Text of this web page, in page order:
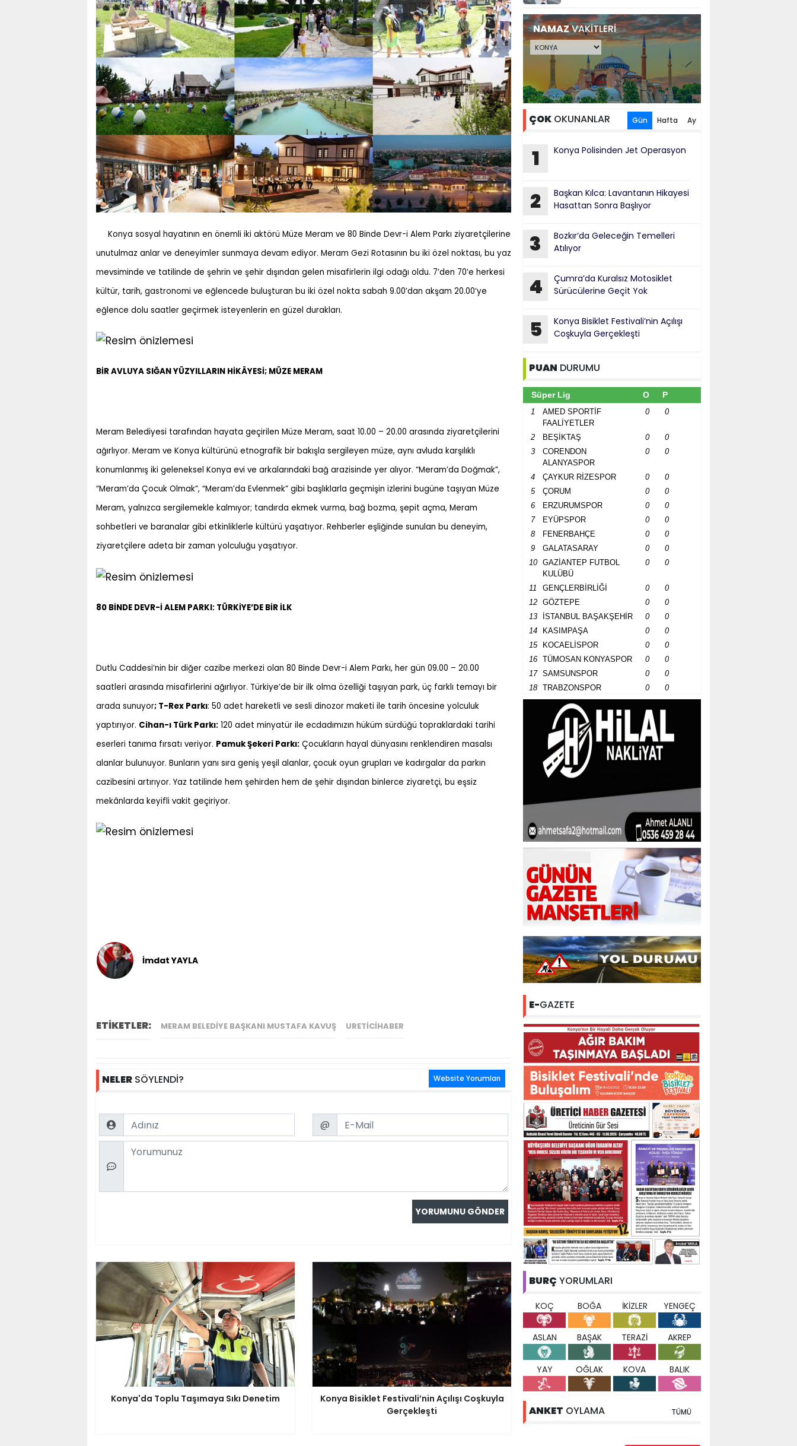
Konya sosyal hayatının en önemli iki aktörü Müze Meram ve 80 Binde Devr-i Alem Parkı ziyaretçilerine
unutulmaz anlar ve deneyimler sunmaya devam ediyor. Meram Gezi Rotasının bu iki özel noktası, bu yaz
mevsiminde ve tatilinde de şehrin ve şehir dışından gelen misafirlerin ilgi odağı oldu. 7’den 70’e herkesi
kültür, tarih, gastronomi ve eğlencede buluşturan bu iki özel nokta sabah 9.00’dan akşam 20.00’ye
eğlence dolu saatler geçirmek isteyenlerin en güzel durakları.
BİR AVLUYA SIĞAN YÜZYILLARIN HİKÂYESİ; MÜZE MERAM
Meram Belediyesi tarafından hayata geçirilen Müze Meram, saat 10.00 – 20.00 arasında ziyaretçilerini
ağırlıyor. Meram ve Konya kültürünü etnografik bir bakışla sergileyen müze, aynı avluda karşılıklı
konumlanmış iki geleneksel Konya evi ve arkalarındaki bağ arazisinde yer alıyor. “Meram’da Doğmak”,
“Meram’da Çocuk Olmak”, “Meram’da Evlenmek” gibi başlıklarla geçmişin izlerini bugüne taşıyan Müze
Meram, yalnızca sergilemekle kalmıyor; tandırda ekmek vurma, bağ bozma, şepit açma, Meram
sohbetleri ve baranalar gibi etkinliklerle kültürü yaşatıyor. Rehberler eşliğinde sunulan bu deneyim,
ziyaretçilere adeta bir zaman yolculuğu yaşatıyor.
80 BİNDE DEVR-İ ALEM PARKI: TÜRKİYE’DE BİR İLK
Dutlu Caddesi’nin bir diğer cazibe merkezi olan 80 Binde Devr-i Alem Parkı, her gün 09.00 – 20.00
saatleri arasında misafirlerini ağırlıyor. Türkiye’de bir ilk olma özelliği taşıyan park, üç farklı temayı bir
arada sunuyor; T-Rex Parkı: 50 adet hareketli ve sesli dinozor maketi ile tarih öncesine yolculuk
yaptırıyor. Cihan-ı Türk Parkı: 120 adet minyatür ile ecdadımızın hüküm sürdüğü topraklardaki tarihi
eserleri tanıma fırsatı veriyor. Pamuk Şekeri Parkı: Çocukların hayal dünyasını renklendiren masalsı
alanlar bulunuyor. Bunların yanı sıra geniş yeşil alanlar, çocuk oyun grupları ve kadırgalar da parkın
cazibesini artırıyor. Yaz tatilinde hem şehirden hem de şehir dışından binlerce ziyaretçi, bu eşsiz
mekânlarda keyifli vakit geçiriyor.
İmdat YAYLA
ETİKETLER: MERAM BELEDIYE BAŞKANI MUSTAFA KAVUŞ URETICIHABER
NELER SÖYLENDİ? Website Yorumları
Name Email
@
Comment
Konya'da Toplu Taşımaya Sıkı Denetim
Konya Bisiklet Festivali’nin Açılışı Coşkuyla
Gerçekleşti
NAMAZVAKİTLERİ
ÇOK OKUNANLAR Gün Hafta Ay
1 Konya Polisinden Jet Operasyon
2
Başkan Kılca: Lavantanın Hikayesi
Hasattan Sonra Başlıyor
3
Bozkır’da Geleceğin Temelleri
Atılıyor
4
Çumra’da Kuralsız Motosiklet
Sürücülerine Geçit Yok
5
Konya Bisiklet Festivali’nin Açılışı
Coşkuyla Gerçekleşti
PUAN DURUMU
Süper Lig O P
1
AMED SPORTİF
FAALİYETLER
0 0
2 BEŞİKTAŞ 0
0
3
CORENDON
ALANYASPOR
0 0
4 ÇAYKUR RİZESPOR 0
0
5
ÇORUM 0
0
6
ERZURUMSPOR 0
0
7
EYÜPSPOR 0
0
8
FENERBAHÇE 0
0
9
GALATASARAY 0
0
10
GAZİANTEP FUTBOL
KULÜBÜ
0 0
11 GENÇLERBİRLİĞİ 0
0
12
GÖZTEPE 0
0
13
İSTANBUL BAŞAKŞEHİR 0
0
14
KASIMPAŞA 0
0
15
KOCAELİSPOR 0
0
16
TÜMOSAN KONYASPOR 0
0
17
SAMSUNSPOR 0
0
18
TRABZONSPOR 0 0
E-GAZETE
BURÇ YORUMLARI
KOÇ BOĞA İKİZLER YENGEÇ
ASLAN BAŞAK TERAZİ AKREP
YAY OĞLAK KOVA BALIK
ANKET OYLAMA TÜMÜ